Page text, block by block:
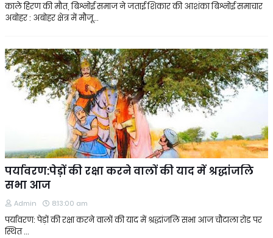
काले हिरण की मौत, बिश्नोई समाज ने जताई शिकार की आशंका बिश्नोई समाचार
अबोहर : अबोहर क्षेत्र में मौजू…
पर्यावरण:पेड़ों की रक्षा करने वालों की याद में श्रद्धांजलि
सभा आज
Admin 8:13:00 am
पर्यावरण: पेड़ों की रक्षा करने वालों की याद में श्रद्धांजलि सभा आज चौटाला रोड पर
स्थित …